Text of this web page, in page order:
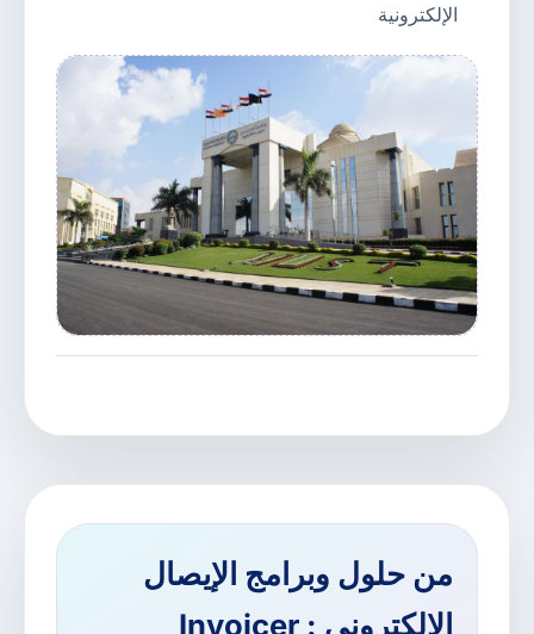
الإلكترونية
من حلول وبرامج الإيصال
الإلكترونى : Invoicer